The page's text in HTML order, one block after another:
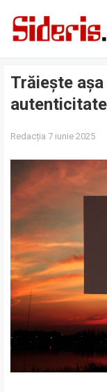
Trăiește
autenticitate
Redacția 7 iunie 2025